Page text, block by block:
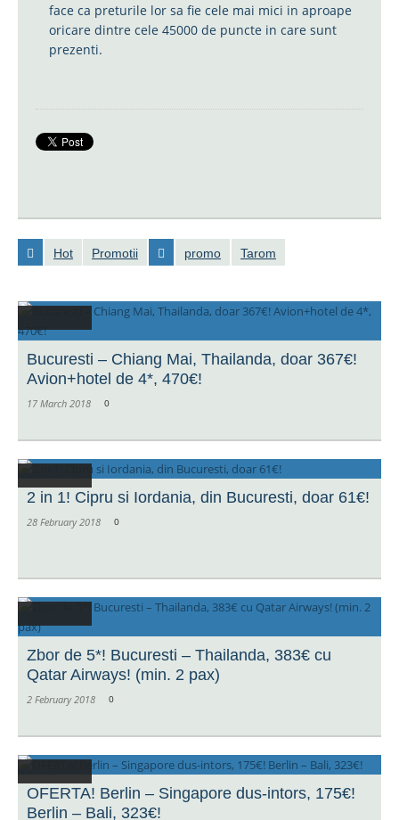
face ca preturile lor sa fie cele mai mici in aproape
oricare dintre cele 45000 de puncte in care sunt
prezenti.
Hot Promotii promo Tarom
Bucuresti – Chiang Mai, Thailanda, doar 367€!
Avion+hotel de 4*, 470€!
17 March 2018 0
2 in 1! Cipru si Iordania, din Bucuresti, doar 61€!
28 February 2018 0
Zbor de 5*! Bucuresti – Thailanda, 383€ cu
Qatar Airways! (min. 2 pax)
2 February 2018 0
OFERTA! Berlin – Singapore dus-intors, 175€!
Berlin – Bali, 323€!